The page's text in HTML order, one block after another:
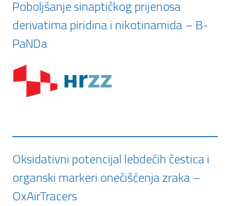
Poboljšanje sinaptičkog prijenosa
derivatima piridina i nikotinamida – B-
PaNDa
Oksidativni potencijal lebdećih čestica i
organski markeri onečišćenja zraka –
OxAirTracers